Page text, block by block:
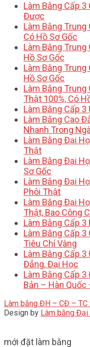
Làm Bằng Cấp 3
Được
Làm Bằng Trung
Có Hồ Sơ Gốc
Làm Bằng Trung
Hồ Sơ Gốc
Làm Bằng Trung
Hồ Sơ Gốc
Làm Bằng Trung
Thật 100%, Có
Làm Bằng Cấp 3
Làm Bằng Cao
Nhanh Trong
Làm Bằng Đại
Thật
Làm Bằng Đại
Sơ Gốc
Làm Bằng Đại
Phôi Thật
Làm Bằng Đại
Thật, Bao Công
Làm Bằng Cấp
Làm Bằng Cấp 3
Tiêu Chí Vàng
Làm Bằng Cấp
Đẳng, Đại Học
Làm Bằng Cấp
Bản – Hàn
Làm bằng ĐH – CĐ – TC
Design by Làm bằng Đại
mới đặt làm bằng